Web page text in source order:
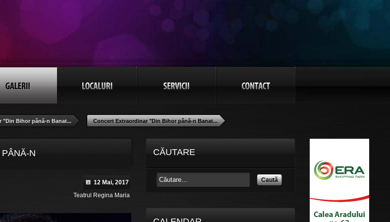
"Din Bihor până-n Banat... Concert Extraordinar "Din Bihor până-n Banat...
N
12 Mai, 2017
Teatrul Regina Maria
CĂUTARE
Caută